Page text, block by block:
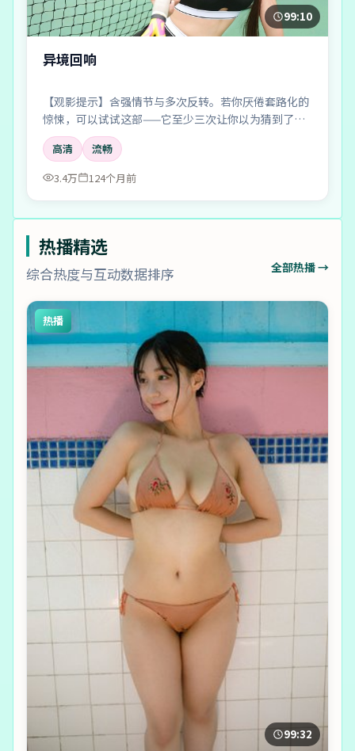
99:10
异境回响
【观影提示】含强情节与多次反转。若你厌倦套路化的
惊悚，可以试试这部——它至少三次让你以为猜到了真
相。
高清
流畅
3.4万
124个月前
热播精选
综合热度与互动数据排序 全部热播 →
热播
99:32